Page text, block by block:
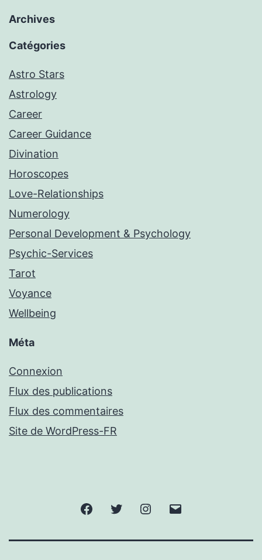
Archives
Catégories
Astro Stars
Astrology
Career
Career Guidance
Divination
Horoscopes
Love-Relationships
Numerology
Personal Development & Psychology
Psychic-Services
Tarot
Voyance
Wellbeing
Méta
Connexion
Flux des publications
Flux des commentaires
Site de WordPress-FR
FacebookTwitter Instagram